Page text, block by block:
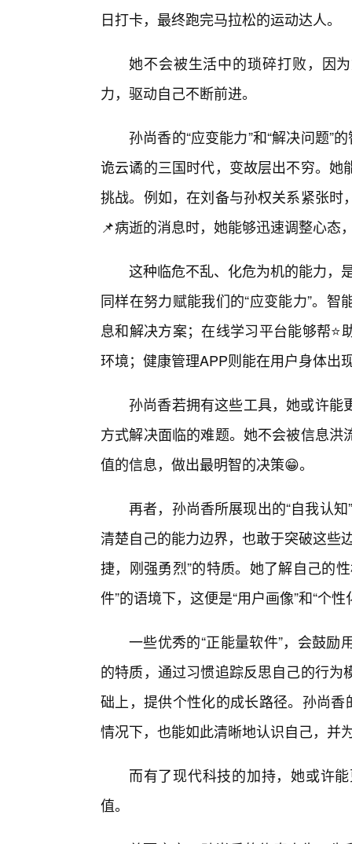
日打卡，最终跑完马拉松的运动达人。
她不会被生活中的琐碎打败，因
力，驱动自己不断前进。
孙尚香的“应变能力”和“解决问题”
诡云谲的三国时代，变故层出不穷。
挑战。例如，在刘备与孙权关系紧张
📌病逝的消息时，她能够迅速调整心态
这种临危不乱、化危为机的能力，
同样在努力赋能我们的“应变能力”。
息和解决方案；在线学习平台能够帮
环境；健康管理APP则能在用户身体出
孙尚香若拥有这些工具，她或许能
方式解决面临的难题。她不会被信息
值的信息，做出最明智的决策😁。
再者，孙尚香所展现出的“自我认知
清楚自己的能力边界，也敢于突破这些
捷，刚强勇烈”的特质。她了解自己的
件”的语境下，这便是“用户画像”和“个
一些优秀的“正能量软件”，会鼓
的特质，通过习惯追踪反思自己的行
础上，提供个性化的成长路径。孙尚
情况下，也能如此清晰地认识自己，并
而有了现代科技的加持，她或许
值。